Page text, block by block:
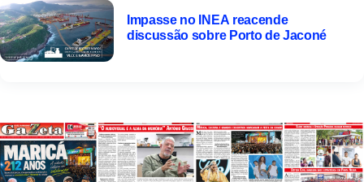
Impasse no INEA reacende
discussão sobre Porto de Jaconé